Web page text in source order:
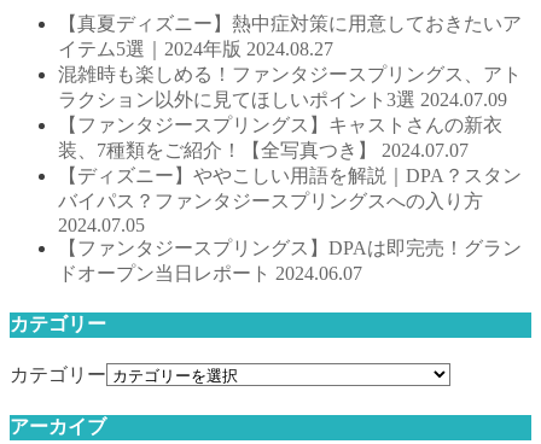
【真夏ディズニー】熱中症対策に用意しておきたいア
イテム5選｜2024年版 2024.08.27
混雑時も楽しめる！ファンタジースプリングス、アト
ラクション以外に見てほしいポイント3選 2024.07.09
【ファンタジースプリングス】キャストさんの新衣
装、7種類をご紹介！【全写真つき】 2024.07.07
【ディズニー】ややこしい用語を解説｜DPA？スタン
バイパス？ファンタジースプリングスへの入り方
2024.07.05
【ファンタジースプリングス】DPAは即完売！グラン
ドオープン当日レポート 2024.06.07
カテゴリー
カテゴリー
アーカイブ